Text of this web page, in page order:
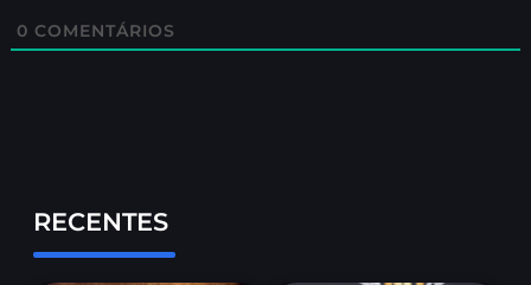
0 COMENTÁRIOS
RECENTES